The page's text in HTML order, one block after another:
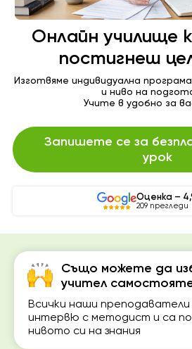
Също можете да
учител
Всички наши преподаватели
интервю с методист и са
нивото си на знания
Онлайн училище
постигнеш
Изготвяме индивидуална
и ниво на
Учите в удобно за
Запишете се за
урок
Оценка –
209 прегледи